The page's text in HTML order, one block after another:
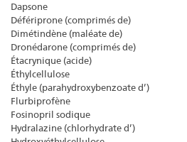
Dapsone
Défériprone (comprimés de)
Dimétindène (maléate de)
Dronédarone (comprimés de)
Étacrynique (acide)
Éthylcellulose
Éthyle (parahydroxybenzoate d’)
Flurbiprofène
Fosinopril sodique
Hydralazine (chlorhydrate d’)